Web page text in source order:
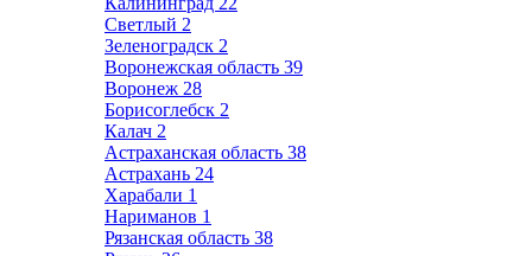
Светлый 2
Зеленоградск 2
Воронежская область 39
Воронеж 28
Борисоглебск 2
Калач 2
Астраханская область 38
Астрахань 24
Харабали 1
Нариманов 1
Рязанская область 38